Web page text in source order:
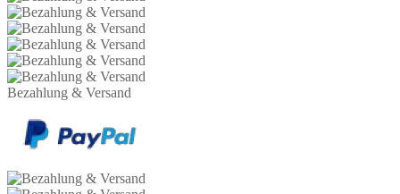
Bezahlung & Versand